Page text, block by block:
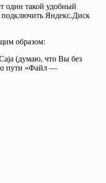
один такой удобный
Яндекс.Диск
образом:
(думаю, что Вы без
пути «Файл —